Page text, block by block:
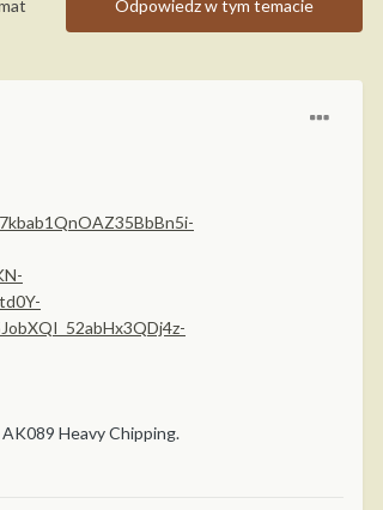
Odpowiedz w tym temacie
Heavy Chipping.